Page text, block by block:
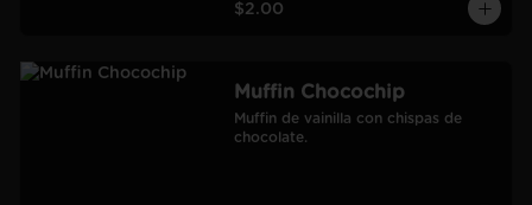
$2.00
Muffin Chocochip
Muffin de vainilla con chispas de
chocolate.